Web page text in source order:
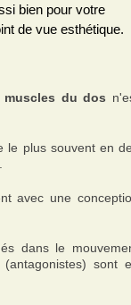
bien pour votre
de vue esthétique.
du dos
le plus souvent en
avec une
dans le
sont